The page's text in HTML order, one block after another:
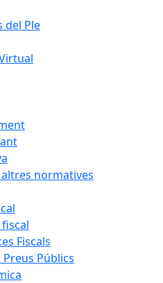
del Ple
normatives
Fiscals
Públics